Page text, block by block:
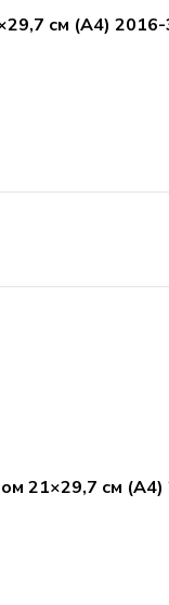
см (А4) 2016-
21×29,7 см (А4)